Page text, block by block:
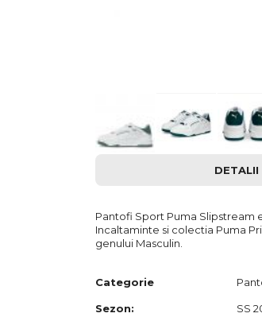
of
the
images
DETALII
Pantofi Sport Puma Slipstream
Incaltaminte si colectia Puma
genului Masculin.
Categorie
Sezon: SS